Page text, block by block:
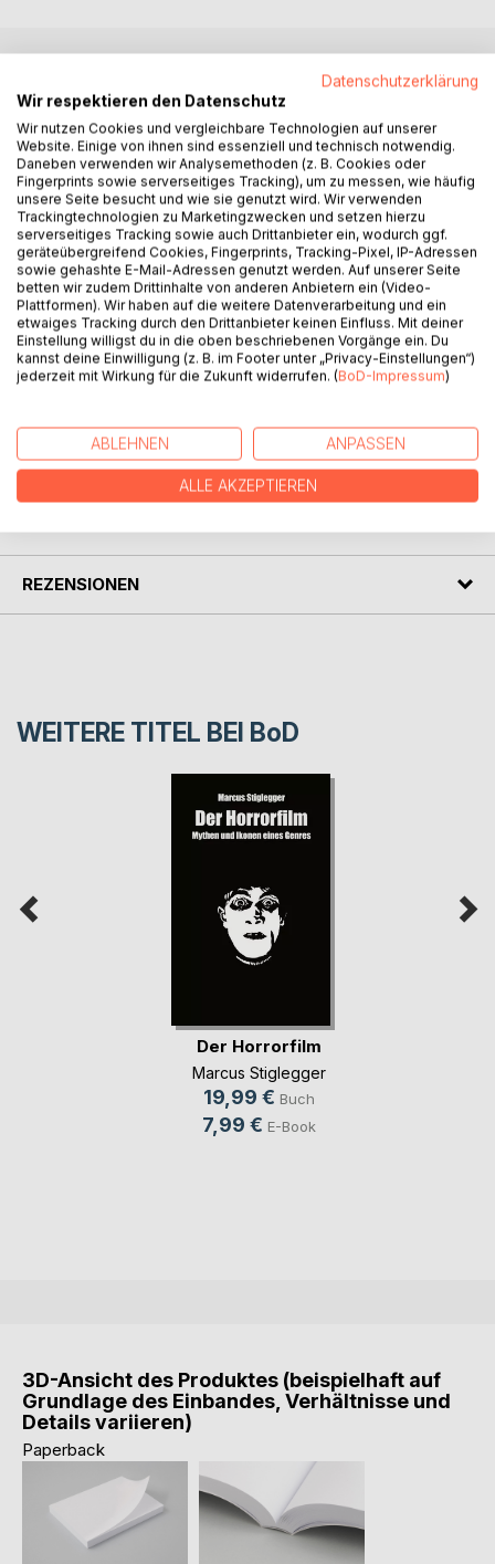
Die Vereinigung STADTBILD DEUTSCHLAND e.V. möchte
in der deutschen Öffentlichkeit das Bewusstsein dafür
stärken, dass in deutschen Städten, die durch
Kriegszerstörungen und fehlgeleiteten Wiederaufbau ihr
historisches Erscheinungsbild verloren haben, die
Wiederherstellung einstmals stadtbildprägender Bauwerke,
Straßen- und Platzräume dringend geboten ist..
Darüberhinaus verweist STADTBILD DEUTSCHLAND auf
Architekten und Architekturkonzepte, die das derzeitige
Baugeschehen in Deutschland aus der Sackgasse eines
trivialen und die Identität des Ortes ignorierenden
AUTOR/IN
REZENSIONEN
WEITERE TITEL BEI BoD
Der Horrorfilm
Marcus Stiglegger
19,99 € Buch
7,99 € E-Book
3D-Ansicht des Produktes (beispielhaft auf
Grundlage des Einbandes, Verhältnisse und
Details variieren)
Paperback
Datenschutzerklärung
Wir respektieren den Datenschutz
Wir nutzen Cookies und vergleichbare Technologien auf unserer
Website. Einige von ihnen sind essenziell und technisch notwendig.
Daneben verwenden wir Analysemethoden (z. B. Cookies oder
Fingerprints sowie serverseitiges Tracking), um zu messen, wie häufig
unsere Seite besucht und wie sie genutzt wird. Wir verwenden
Trackingtechnologien zu Marketingzwecken und setzen hierzu
serverseitiges Tracking sowie auch Drittanbieter ein, wodurch ggf.
geräteübergreifend Cookies, Fingerprints, Tracking-Pixel, IP-Adressen
sowie gehashte E-Mail-Adressen genutzt werden. Auf unserer Seite
betten wir zudem Drittinhalte von anderen Anbietern ein (Video-
Plattformen). Wir haben auf die weitere Datenverarbeitung und ein
etwaiges Tracking durch den Drittanbieter keinen Einfluss. Mit deiner
Einstellung willigst du in die oben beschriebenen Vorgänge ein. Du
kannst deine Einwilligung (z. B. im Footer unter „Privacy-Einstellungen“)
jederzeit mit Wirkung für die Zukunft widerrufen. (BoD-Impressum)
ABLEHNEN ANPASSEN
ALLE AKZEPTIEREN